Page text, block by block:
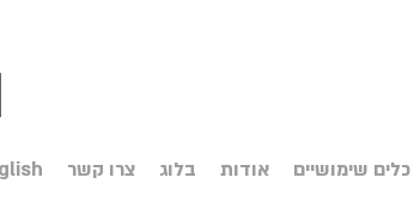
כלים שימושיים אודות בלוג צרו קשר